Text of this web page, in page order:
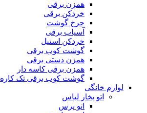
همزن برقی
خردکن برقی
چرخ گوشت
آسیاب برقی
خردکن استیل
گوشت کوب برقی
همزن دستی برقی
همزن برقی کاسه دار
گوشت کوب برقی تک کاره
لوازم خانگی
اتو بخار لباس
اتو پرس